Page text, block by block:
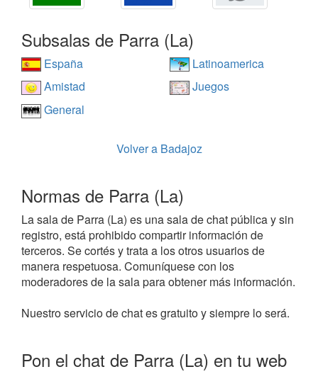
Subsalas de Parra (La)
España
Latinoamerica
Amistad
Juegos
General
Volver a Badajoz
Normas de Parra (La)
La sala de Parra (La) es una sala de chat pública y sin
registro, está prohibido compartir información de
terceros. Se cortés y trata a los otros usuarios de
manera respetuosa. Comuníquese con los
moderadores de la sala para obtener más información.
Nuestro servicio de chat es gratuito y siempre lo será.
Pon el chat de Parra (La) en tu web